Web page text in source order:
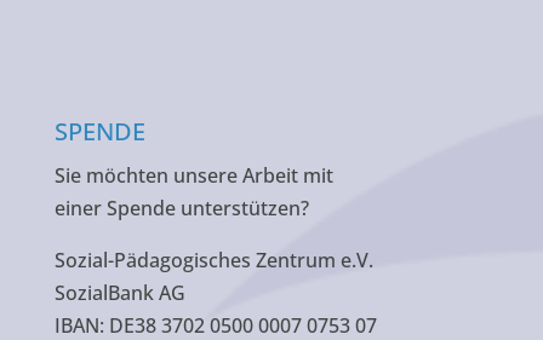
SPENDE
Sie möchten unsere Arbeit mit
einer Spende unterstützen?
Sozial-Pädagogisches Zentrum e.V.
SozialBank AG
IBAN: DE38 3702 0500 0007 0753 07